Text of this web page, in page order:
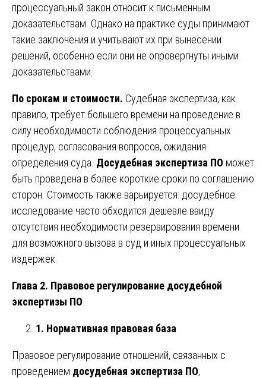
процессуальный закон относит к письменным
доказательствам. Однако на практике суды принимают
такие заключения и учитывают их при вынесении
решений, особенно если они не опровергнуты иными
доказательствами.
По срокам и стоимости. Судебная экспертиза, как
правило, требует большего времени на проведение в
силу необходимости соблюдения процессуальных
процедур, согласования вопросов, ожидания
определения суда. Досудебная экспертиза ПО может
быть проведена в более короткие сроки по соглашению
сторон. Стоимость также варьируется: досудебное
исследование часто обходится дешевле ввиду
отсутствия необходимости резервирования времени
для возможного вызова в суд и иных процессуальных
издержек.
Глава 2. Правовое регулирование досудебной
экспертизы ПО
1. Нормативная правовая база
Правовое регулирование отношений, связанных с
проведением досудебная экспертиза ПО,